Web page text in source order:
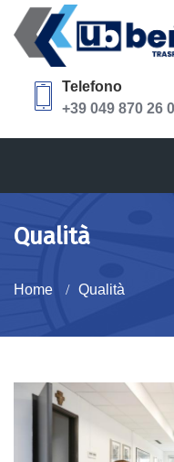
Telefono
+39 049 870 26
Qualità
Home Qualità